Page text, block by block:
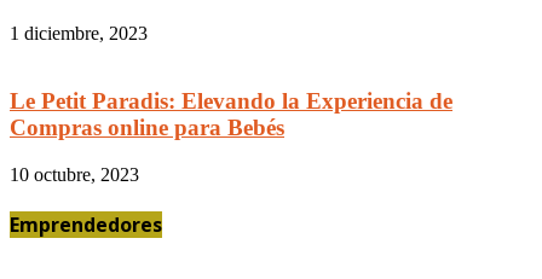
1 diciembre, 2023
Le Petit Paradis: Elevando la Experiencia de
Compras online para Bebés
10 octubre, 2023
Emprendedores